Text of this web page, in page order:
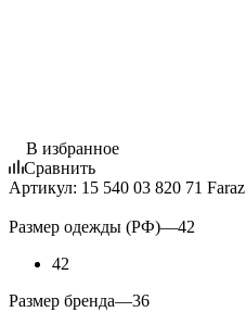
В избранное
Сравнить
Артикул: 15 540 03 820 71 Faraz
Размер одежды (РФ)—42
42
Размер бренда—36